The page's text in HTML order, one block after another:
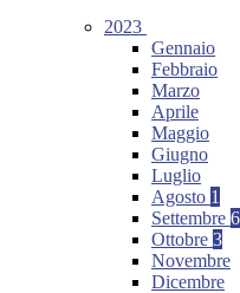
2023
Gennaio
Febbraio
Marzo
Aprile
Maggio
Giugno
Luglio
Agosto 1
Settembre 6
Ottobre 3
Novembre
Dicembre